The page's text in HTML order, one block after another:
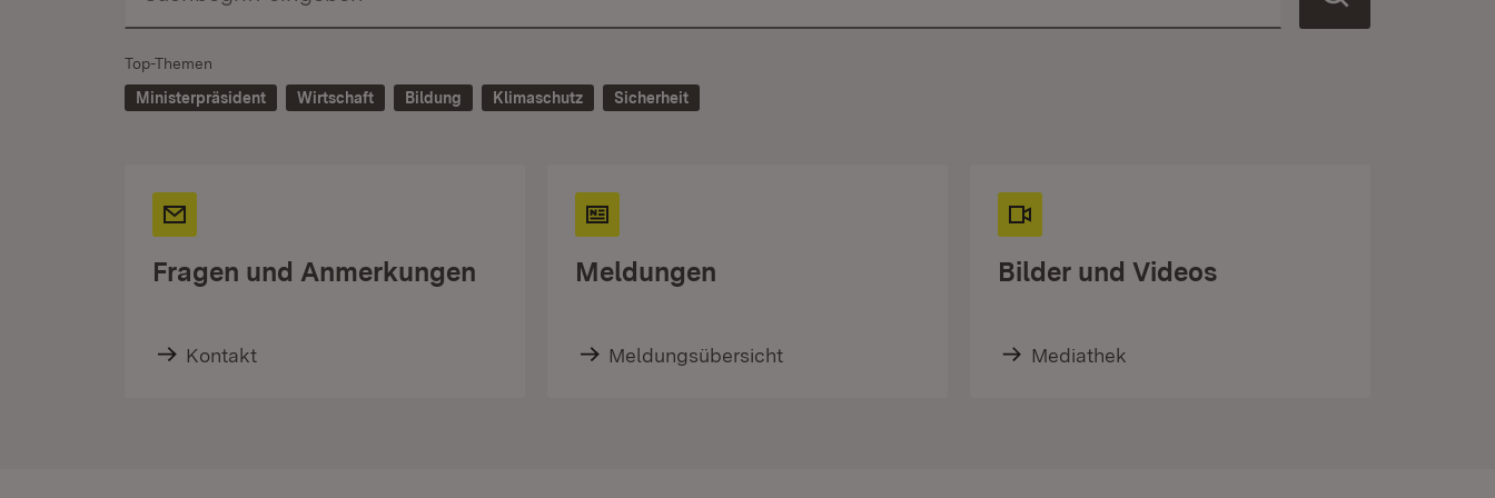
Top-Themen
Ministerpräsident
Wirtschaft Bildung Klimaschutz Sicherheit
Fragen und Anmerkungen
Kontakt
Meldungen
Meldungsübersicht
Bilder und Videos
Mediathek